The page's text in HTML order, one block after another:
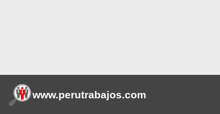
www.perutrabajos.com